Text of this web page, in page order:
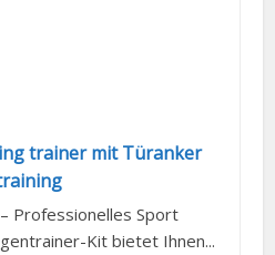
trainer mit Türanker
– Professionelles Sport
Kit bietet Ihnen...